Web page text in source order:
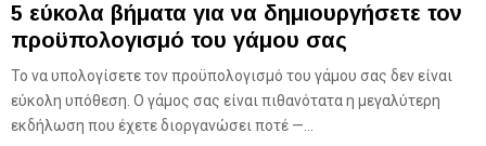
5 εύκολα βήματα για να δημιουργήσετε τον
προϋπολογισμό του γάμου σας
Το να υπολογίσετε τον προϋπολογισμό του γάμου σας δεν είναι
εύκολη υπόθεση. Ο γάμος σας είναι πιθανότατα η μεγαλύτερη
εκδήλωση που έχετε διοργανώσει ποτέ —...